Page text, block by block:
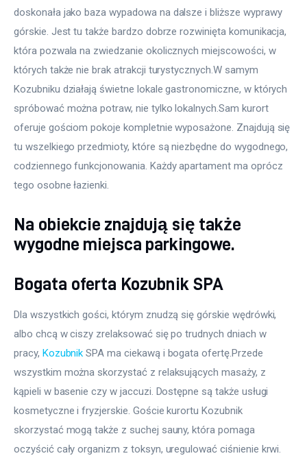
doskonała jako baza wypadowa na dalsze i bliższe wyprawy
górskie. Jest tu także bardzo dobrze rozwinięta komunikacja,
która pozwala na zwiedzanie okolicznych miejscowości, w
których także nie brak atrakcji turystycznych.W samym
Kozubniku działają świetne lokale gastronomiczne, w których
spróbować można potraw, nie tylko lokalnych.Sam kurort
oferuje gościom pokoje kompletnie wyposażone. Znajdują się
tu wszelkiego przedmioty, które są niezbędne do wygodnego,
codziennego funkcjonowania. Każdy apartament ma oprócz
tego osobne łazienki.
Na obiekcie znajdują się także
wygodne miejsca parkingowe.
Bogata oferta Kozubnik SPA
Dla wszystkich gości, którym znudzą się górskie wędrówki,
albo chcą w ciszy zrelaksować się po trudnych dniach w
pracy, Kozubnik SPA ma ciekawą i bogata ofertę.Przede
wszystkim można skorzystać z relaksujących masaży, z
kąpieli w basenie czy w jaccuzi. Dostępne są także usługi
kosmetyczne i fryzjerskie. Goście kurortu Kozubnik
skorzystać mogą także z suchej sauny, która pomaga
oczyścić cały organizm z toksyn, uregulować ciśnienie krwi.